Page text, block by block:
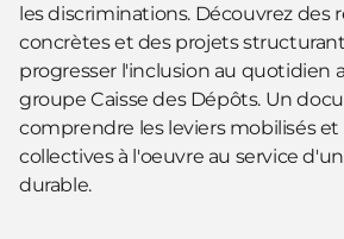
les discriminations. Découvrez des
concrètes et des projets
progresser l'inclusion au quotidien
groupe Caisse des Dépôts. Un
comprendre les leviers mobilisés
collectives à l'oeuvre au service
durable.